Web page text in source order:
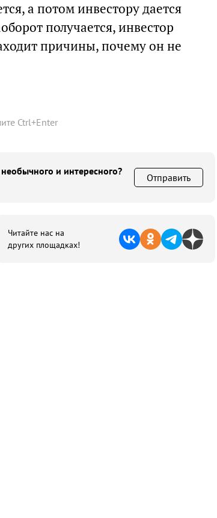
а потом инвестору дается
получается, инвестор
причины, почему он не
Ctrl+Enter
и интересного?
Отправить
Читайте нас на
других площадках!